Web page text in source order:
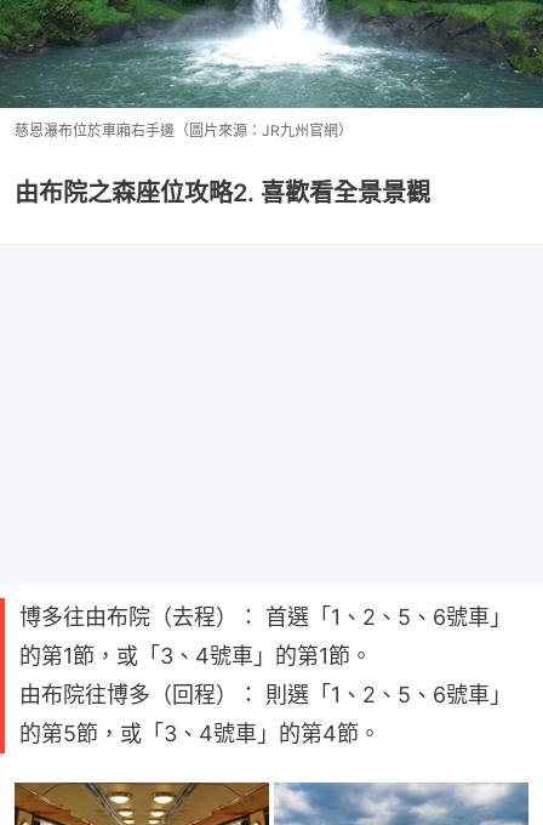
慈恩瀑布位於車廂右手邊（圖片來源：JR九州官網）
由布院之森座位攻略2. 喜歡看全景景觀
博多往由布院（去程）： 首選「1、2、5、6號車」
的第1節，或「3、4號車」的第1節。
由布院往博多（回程）： 則選「1、2、5、6號車」
的第5節，或「3、4號車」的第4節。